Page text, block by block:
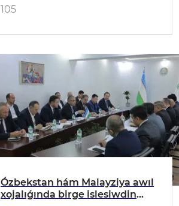
105
Ózbekstan hám Malayziya awıl
xojalıǵında birge islesiwdin